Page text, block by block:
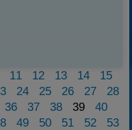
11 12 13 14
15
24 25 26 27
28
36 37 38 39
40
49 50 51 52
53